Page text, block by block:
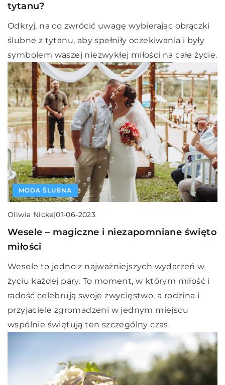
tytanu?
Odkryj, na co zwrócić uwagę wybierając obrączki
ślubne z tytanu, aby spełniły oczekiwania i były
symbolem waszej niezwykłej miłości na całe życie.
MODA ŚLUBNA
Oliwia Nicke|01-06-2023
Wesele – magiczne i niezapomniane święto
miłości
Wesele to jedno z najważniejszych wydarzeń w
życiu każdej pary. To moment, w którym miłość i
radość celebrują swoje zwycięstwo, a rodzina i
przyjaciele zgromadzeni w jednym miejscu
wspólnie świętują ten szczególny czas.